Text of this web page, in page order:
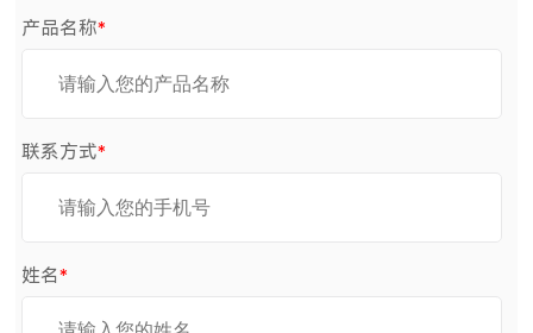
产品名称*
联系方式*
姓名*